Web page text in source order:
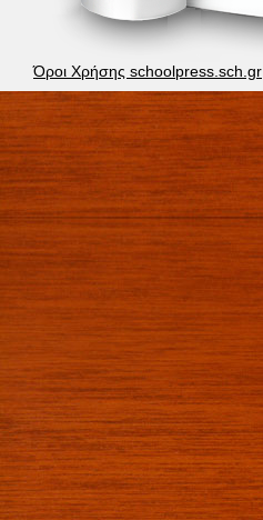
Όροι Χρήσης schoolpress.sch.gr